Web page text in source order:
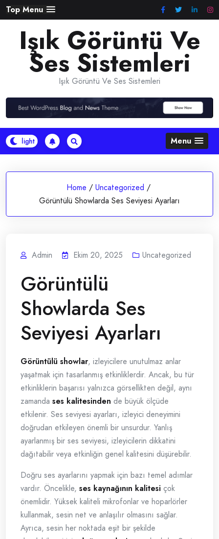
Skip
to
content
Top Menu
Işık Görüntü Ve
Ses Sistemleri
Işık Görüntü Ve Ses Sistemleri
Menu
Home / Uncategorized /
Görüntülü Showlarda Ses Seviyesi Ayarları
Admin Ekim 20, 2025 Uncategorized
Görüntülü
Showlarda Ses
Seviyesi Ayarları
Görüntülü showlar, izleyicilere unutulmaz anlar
yaşatmak için tasarlanmış etkinliklerdir. Ancak, bu tür
etkinliklerin başarısı yalnızca görsellikten değil, aynı
zamanda ses kalitesinden de büyük ölçüde
etkilenir. Ses seviyesi ayarları, izleyici deneyimini
doğrudan etkileyen önemli bir unsurdur. Yanlış
ayarlanmış bir ses seviyesi, izleyicilerin dikkatini
dağıtabilir veya etkinliğin genel kalitesini düşürebilir.
Doğru ses ayarlarını yapmak için bazı temel adımlar
vardır. Öncelikle, ses kaynağının kalitesi çok
önemlidir. Yüksek kaliteli mikrofonlar ve hoparlörler
kullanmak, sesin net ve anlaşılır olmasını sağlar.
Ayrıca, sesin her noktada eşit bir şekilde